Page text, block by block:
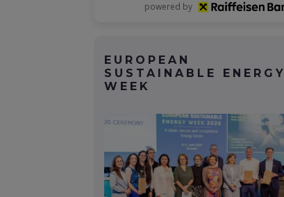
powered by
EUROPEAN
SUSTAINABLE ENERGY
WEEK